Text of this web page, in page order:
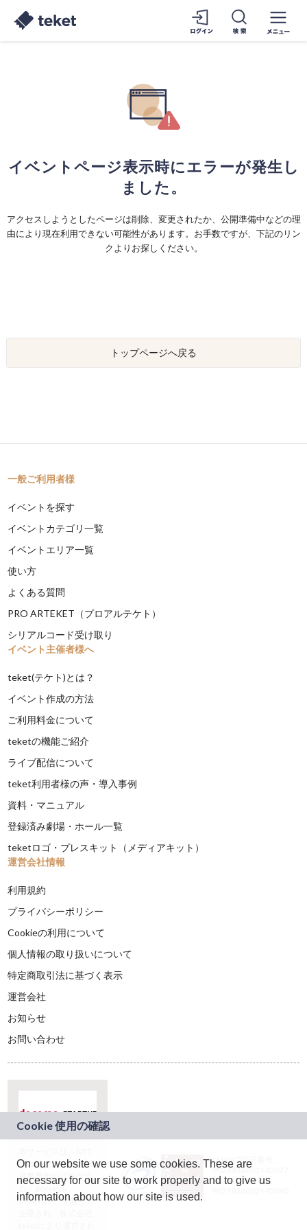
イベントページ表示時にエラーが発生し
ました。
アクセスしようとしたページは削除、変更されたか、公開準備中などの理
由により現在利用できない可能性があります。お手数ですが、下記のリン
クよりお探しください。
トップページへ戻る
一般ご利用者様
イベントを探す
イベントカテゴリ一覧
イベントエリア一覧
使い方
よくある質問
PRO ARTEKET（プロアルテケト）
シリアルコード受け取り
イベント主催者様へ
teket(テケト)とは？
イベント作成の方法
ご利用料金について
teketの機能ご紹介
ライブ配信について
teket利用者様の声・導入事例
資料・マニュアル
登録済み劇場・ホール一覧
teketロゴ・プレスキット（メディアキット）
運営会社情報
利用規約
プライバシーポリシー
Cookieの利用について
個人情報の取り扱いについて
特定商取引法に基づく表示
運営会社
お知らせ
お問い合わせ
ドコモグループの新
規事業創出プログラ
ム「docomo
STARTUP」を通じて
JASRAC許諾番号：
9024936001Y45037
JASRAC許諾番号：
On our website we use some cookies. These are
necessary for our site to work properly and to give us
information about how our site is used.